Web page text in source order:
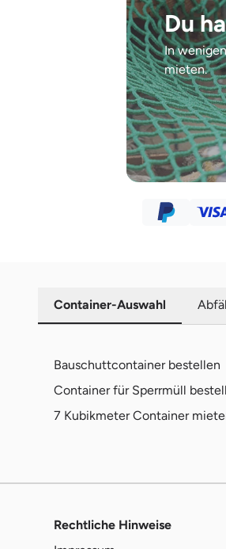
Du
In
mieten.
Container-Auswahl
Bauschuttcontainer bestellen
Container für Sperrmüll
7 Kubikmeter Container
Rechtliche Hinweise